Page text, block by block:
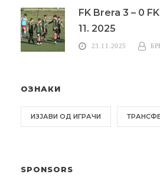
FK Brera 3 – 0
11. 2025
23.11.2025
ОЗНАКИ
ИЗЈАВИ ОД ИГРАЧИ
SPONSORS